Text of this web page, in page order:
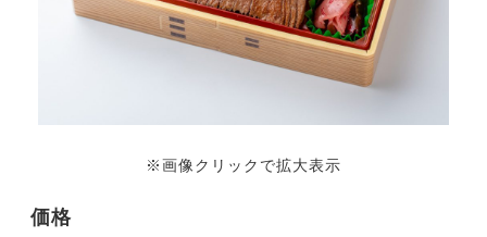
※画像クリックで拡大表示
価格